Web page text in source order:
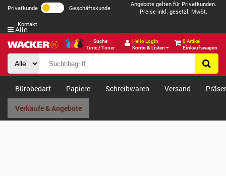
Privatkunde Geschäftskunde
Angebote gelten für Privatkunden.
Preise inkl. gesetzl. MwSt.
Kontakt
Suche
Tinte / Toner
Hello Login
Konto & Listen
0 Artikel
Einkaufswagen
Alle
Bürobedarf Papiere Schreibwaren Versand
Verkäufe & Angebote